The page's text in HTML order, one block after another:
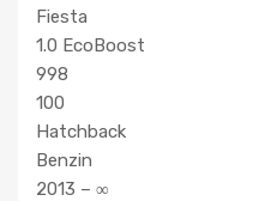
Fiesta
1.0 EcoBoost
998
100
Hatchback
Benzin
2013 – ∞